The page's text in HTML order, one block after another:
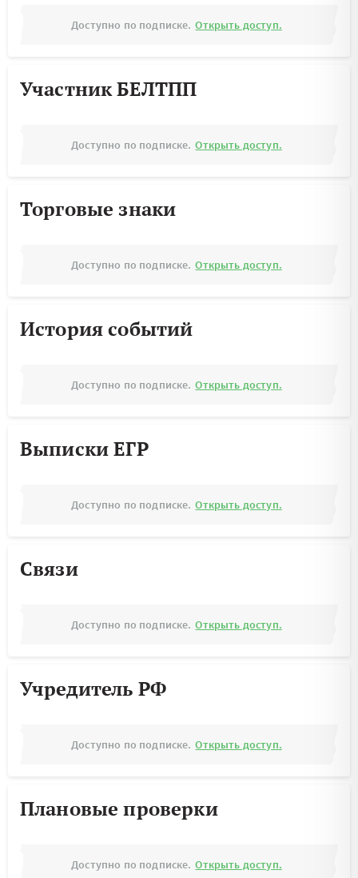
Доступно по подписке. Открыть доступ.
Участник БЕЛТПП
Доступно по подписке. Открыть доступ.
Торговые знаки
Доступно по подписке. Открыть доступ.
История событий
Доступно по подписке. Открыть доступ.
Выписки ЕГР
Доступно по подписке. Открыть доступ.
Связи
Доступно по подписке. Открыть доступ.
Учредитель РФ
Доступно по подписке. Открыть доступ.
Плановые проверки
Доступно по подписке. Открыть доступ.